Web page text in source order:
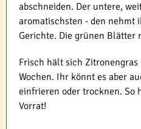
abschneiden. Der untere,
aromatischsten - den nehmt
Gerichte. Die grünen Blätter
Frisch hält sich
Wochen. Ihr könnt es aber
einfrieren oder trocknen. So
Vorrat!